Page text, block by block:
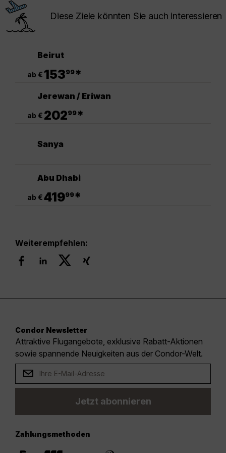
Diese Ziele könnten Sie auch interessieren
Beirut
ab € 15399*
Jerewan / Eriwan
ab € 20299*
Sanya
Abu Dhabi
ab €41999*
Weiterempfehlen:
Condor Newsletter
Attraktive Flugangebote, exklusive Rabatt-Aktionen
sowie spannende Neuigkeiten aus der Condor-Welt.
Jetzt abonnieren
Zahlungsmethoden